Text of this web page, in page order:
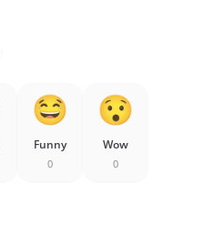
Funny
0
Wow
0